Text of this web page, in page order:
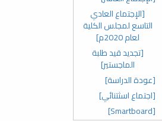
[الإجتماع العادي
التاسع لمجلس الكلية
لعام 2020م]
[تجديد قيد طلبة
الماجستير]
[عودة الدراسة]
[اجتماع اسثتنائي]
[Smartboard]